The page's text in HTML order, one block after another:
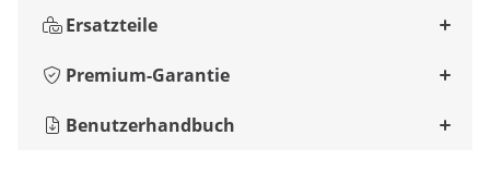
Ersatzteile
Premium-Garantie
Benutzerhandbuch